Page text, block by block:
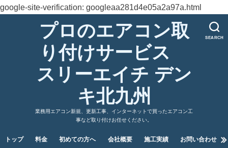
google-site-verification: googleaa281d4e05a2a97a.html
SEARCH
プロのエアコン取
り付けサービス
スリーエイチ デン
キ北九州
業務用エアコン新規、更新工事、インターネットで買ったエアコン工
事など取り付けお任せください。
トップ 料金 初めての方へ 会社概要 施工実績 お問い合わせ